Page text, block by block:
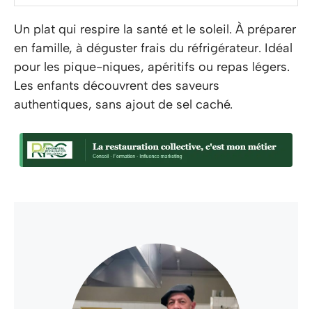
Un plat qui respire la santé et le soleil. À préparer
en famille, à déguster frais du réfrigérateur. Idéal
pour les pique-niques, apéritifs ou repas légers.
Les enfants découvrent des saveurs
authentiques, sans ajout de sel caché.